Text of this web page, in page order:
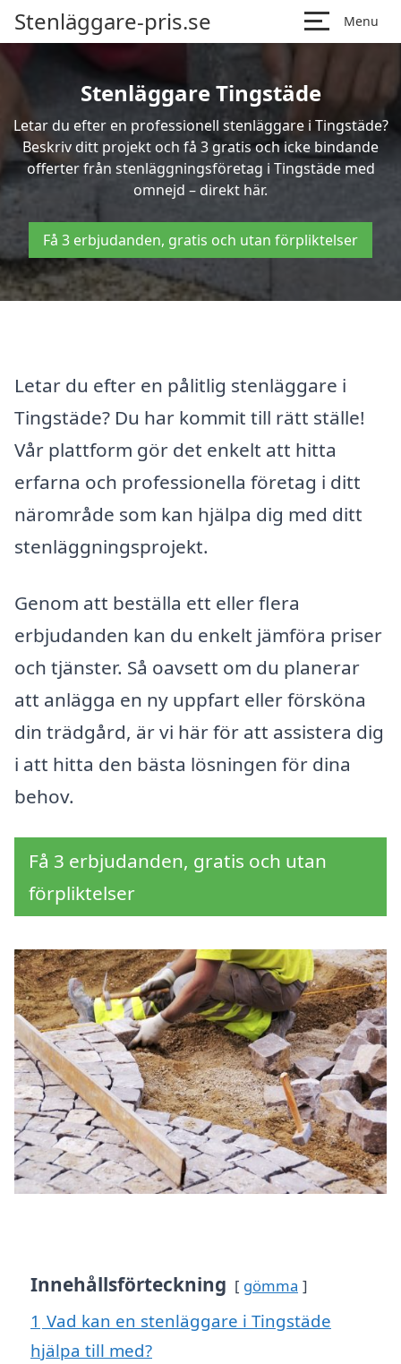
Stenläggare-pris.se Menu
Stenläggare Tingstäde
Letar du efter en professionell stenläggare i Tingstäde?
Beskriv ditt projekt och få 3 gratis och icke bindande
offerter från stenläggningsföretag i Tingstäde med
omnejd – direkt här.
Få 3 erbjudanden, gratis och utan förpliktelser
Letar du efter en pålitlig stenläggare i
Tingstäde? Du har kommit till rätt ställe!
Vår plattform gör det enkelt att hitta
erfarna och professionella företag i ditt
närområde som kan hjälpa dig med ditt
stenläggningsprojekt.
Genom att beställa ett eller flera
erbjudanden kan du enkelt jämföra priser
och tjänster. Så oavsett om du planerar
att anlägga en ny uppfart eller försköna
din trädgård, är vi här för att assistera dig
i att hitta den bästa lösningen för dina
behov.
Få 3 erbjudanden, gratis och utan
förpliktelser
Innehållsförteckning gömma
1 Vad kan en stenläggare i Tingstäde
hjälpa till med?